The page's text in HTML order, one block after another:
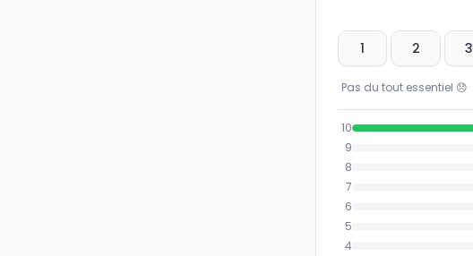
1 2 3
Pas du tout essentiel 😞
10
9
8
7
6
5
4